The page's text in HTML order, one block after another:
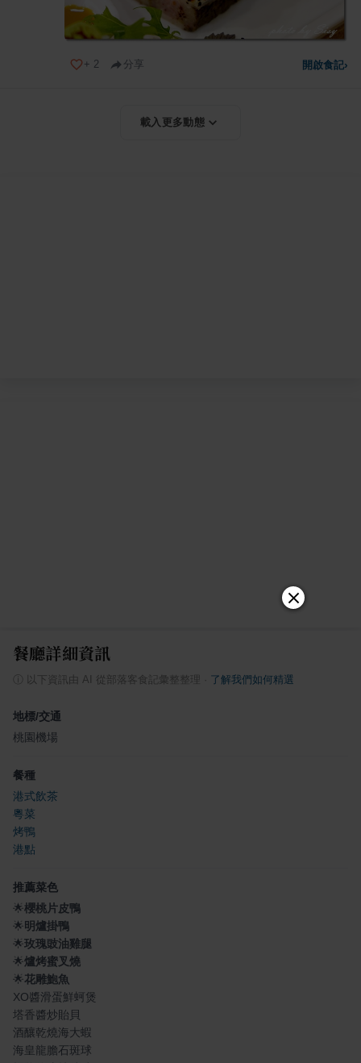
+ 2 分享 開啟食記›
載入更多動態
餐廳詳細資訊
ⓘ 以下資訊由 AI 從部落客食記彙整整理 了解我們如何精選
地標/交通
桃園機場
餐種
港式飲茶
粵菜
烤鴨
港點
推薦菜色
🌟櫻桃片皮鴨
🌟明爐掛鴨
🌟玫瑰豉油雞腿
🌟爐烤蜜叉燒
🌟花雕鮑魚
XO醬滑蛋鮮蚵煲
塔香醬炒貽貝
酒釀乾燒海大蝦
海皇龍膽石斑球